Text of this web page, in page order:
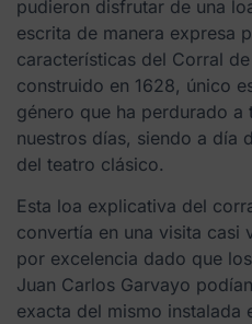
pudieron disfrutar de una
escrita de manera expresa
características del Corral
construido en 1628, único
género que ha perdurado a
nuestros días, siendo a día
del teatro clásico.
Esta loa explicativa del
convertía en una visita casi
por excelencia dado que
Juan Carlos Garvayo
exacta del mismo instalada